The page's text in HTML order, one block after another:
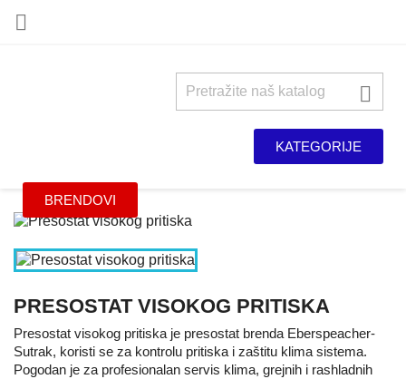


KATEGORIJE
BRENDOVI
PRESOSTAT VISOKOG PRITISKA
Presostat visokog pritiska je presostat brenda Eberspeacher-
Sutrak, koristi se za kontrolu pritiska i zaštitu klima sistema.
Pogodan je za profesionalan servis klima, grejnih i rashladnih